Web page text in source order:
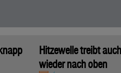
Hitzewelle treibt
wieder nach oben